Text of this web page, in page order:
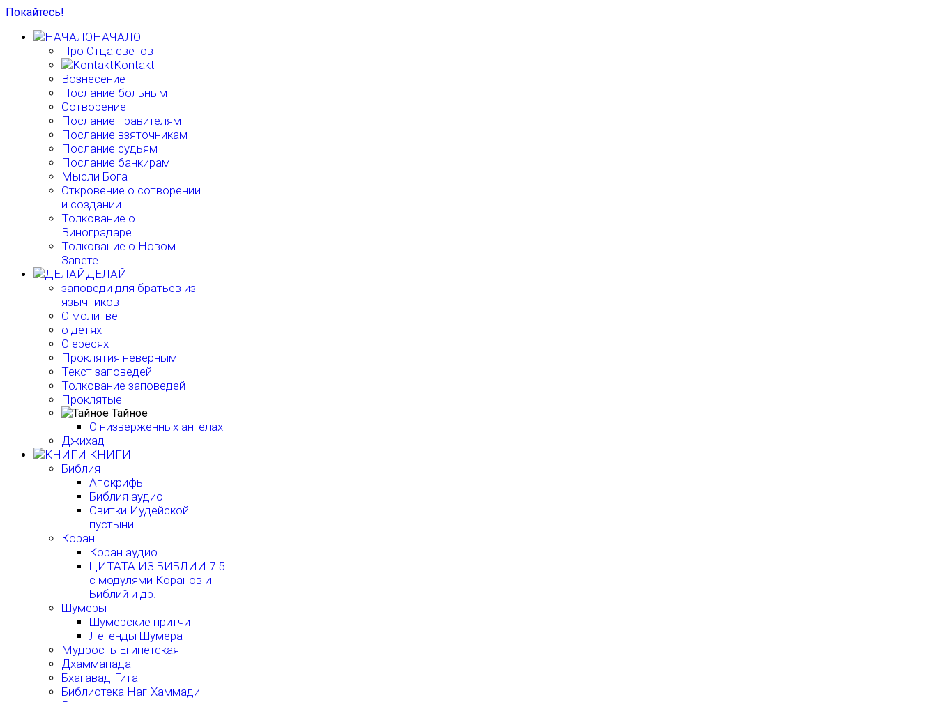
Покайтесь!
НАЧАЛО
Про Отца светов
Kontakt
Вознесение
Послание больным
Сотворение
Послание правителям
Послание взяточникам
Послание судьям
Послание банкирам
Мысли Бога
Откровение о сотворении
и создании
Толкование о
Виноградаре
Толкование о Новом
Завете
ДЕЛАЙ
заповеди для братьев из
язычников
О молитве
о детях
О ересях
Проклятия неверным
Текст заповедей
Толкование заповедей
Проклятые
Тайное
О низверженных ангелах
Джихад
КНИГИ
Библия
Апокрифы
Библия аудио
Свитки Иудейской
пустыни
Коран
Коран аудио
ЦИТАТА ИЗ БИБЛИИ 7.5
с модулями Коранов и
Библий и др.
Шумеры
Шумерские притчи
Легенды Шумера
Мудрость Египетская
Дхаммапада
Бхагавад-Гита
Библиотека Наг-Хаммади